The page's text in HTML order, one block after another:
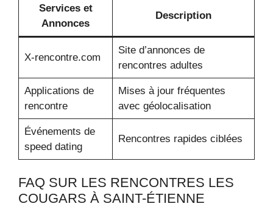
Services et
Annonces
Description
X-rencontre.com
Site d’annonces de
rencontres adultes
Applications de
rencontre
Mises à jour fréquentes
avec géolocalisation
Événements de
speed dating
Rencontres rapides ciblées
FAQ SUR LES RENCONTRES LES
COUGARS À SAINT-ÉTIENNE